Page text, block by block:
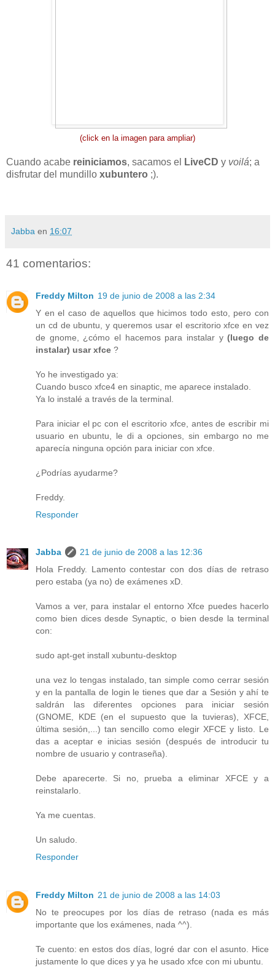
(click en la imagen para ampliar)
Cuando acabe reiniciamos, sacamos el LiveCD y voilá; a
disfrutar del mundillo xubuntero ;).
Jabba en 16:07
41 comentarios:
Freddy Milton 19 de junio de 2008 a las 2:34
Y en el caso de aquellos que hicimos todo esto, pero con
un cd de ubuntu, y queremos usar el escritorio xfce en vez
de gnome, ¿cómo el hacemos para instalar y(luego de
instalar) usar xfce ?
Yo he investigado ya:
Cuando busco xfce4 en sinaptic, me aparece instalado.
Ya lo instalé a través de la terminal.
Para iniciar el pc con el escritorio xfce, antes de escribir mi
usuario en ubuntu, le di a opciones, sin embargo no me
aparecía ninguna opción para iniciar con xfce.
¿Podrías ayudarme?
Freddy.
Responder
Jabba
21 de junio de 2008 a las 12:36
Hola Freddy. Lamento contestar con dos días de retraso
pero estaba (ya no) de exámenes xD.
Vamos a ver, para instalar el entorno Xfce puedes hacerlo
como bien dices desde Synaptic, o bien desde la terminal
con:
sudo apt-get install xubuntu-desktop
una vez lo tengas instalado, tan simple como cerrar sesión
y en la pantalla de login le tienes que dar a Sesión y ahí te
saldrán las diferentes opciones para iniciar sesión
(GNOME, KDE (en el supuesto que la tuvieras), XFCE,
última sesión,...) tan sencillo como elegir XFCE y listo. Le
das a aceptar e inicias sesión (después de introducir tu
nombre de usuario y contraseña).
Debe aparecerte. Si no, prueba a eliminar XFCE y a
reinstalarlo.
Ya me cuentas.
Un saludo.
Responder
Freddy Milton 21 de junio de 2008 a las 14:03
No te preocupes por los días de retraso (nada es más
importante que los exámenes, nada ^^).
Te cuento: en estos dos días, logré dar con el asunto. Hice
justamente lo que dices y ya he usado xfce con mi ubuntu.